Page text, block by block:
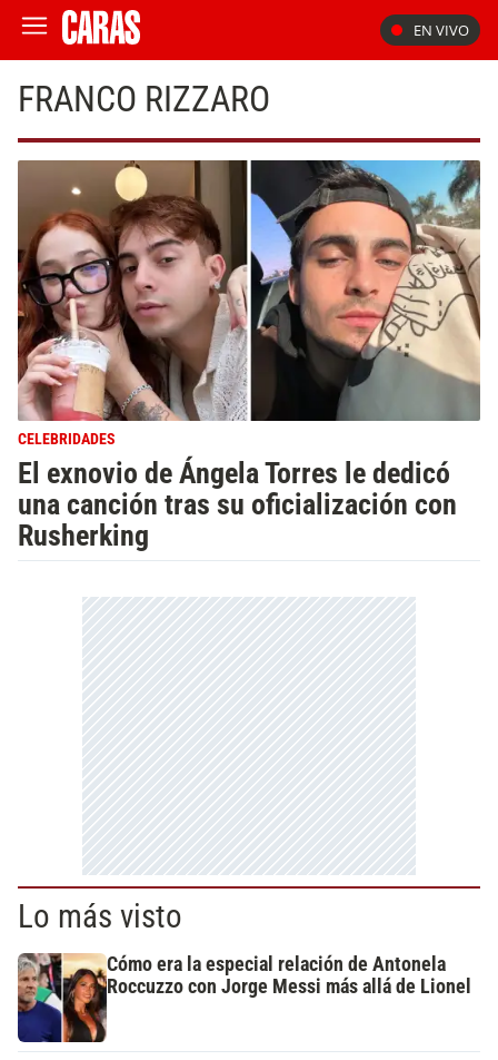
EN VIVO
FRANCO RIZZARO
CELEBRIDADES
El exnovio de Ángela Torres le dedicó
una canción tras su oficialización con
Rusherking
Lo más visto
Cómo era la especial relación de Antonela
Roccuzzo con Jorge Messi más allá de Lionel